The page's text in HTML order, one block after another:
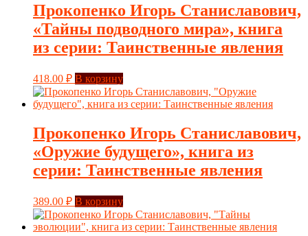
Прокопенко Игорь Станиславович,
«Тайны подводного мира», книга
из серии: Таинственные явления
418.00 ₽ В корзину
Прокопенко Игорь Станиславович,
«Оружие будущего», книга из
серии: Таинственные явления
389.00 ₽ В корзину